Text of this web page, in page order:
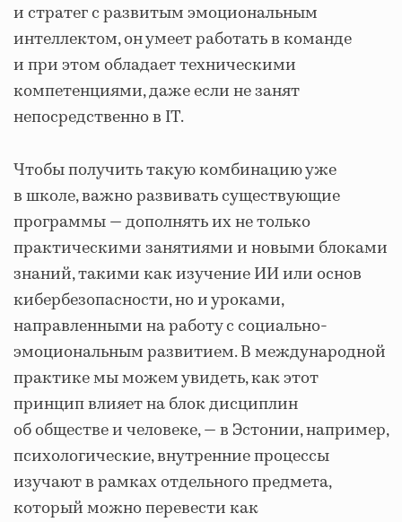
и стратег с развитым эмоциональным
интеллектом, он умеет работать в команде
и при этом обладает техническими
компетенциями, даже если не занят
непосредственно в IT.
Чтобы получить такую комбинацию уже
в школе, важно развивать существующие
программы — дополнять их не только
практическими занятиями и новыми блоками
знаний, такими как изучение ИИ или основ
кибербезопасности, но и уроками,
направленными на работу с социально-
эмоциональным развитием. В международной
практике мы можем увидеть, как этот
принцип влияет на блок дисциплин
об обществе и человеке, — в Эстонии, например,
психологические, внутренние процессы
изучают в рамках отдельного предмета,
который можно перевести как